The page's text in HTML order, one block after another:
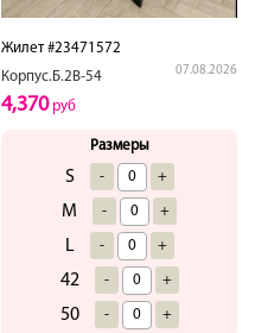
Жилет #23471572
Корпус.Б.2В-54
07.08.2026
4,370руб
Размеры
S - +
M - +
L - +
42 - +
50 - +